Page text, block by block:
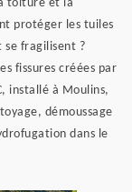
toiture et la
protéger les tuiles
se fragilisent ?
fissures créées par
installé à Moulins,
démoussage
dans le